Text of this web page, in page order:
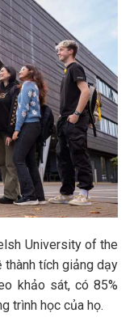
University of the
thành tích giảng dạy
khảo sát, có 85%
trình học của họ.